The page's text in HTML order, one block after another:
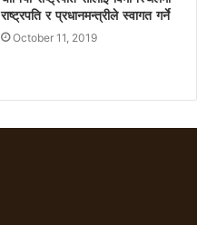
राष्ट्रपति र प्रधानमन्त्रीले स्वागत गर्ने
October 11, 2019